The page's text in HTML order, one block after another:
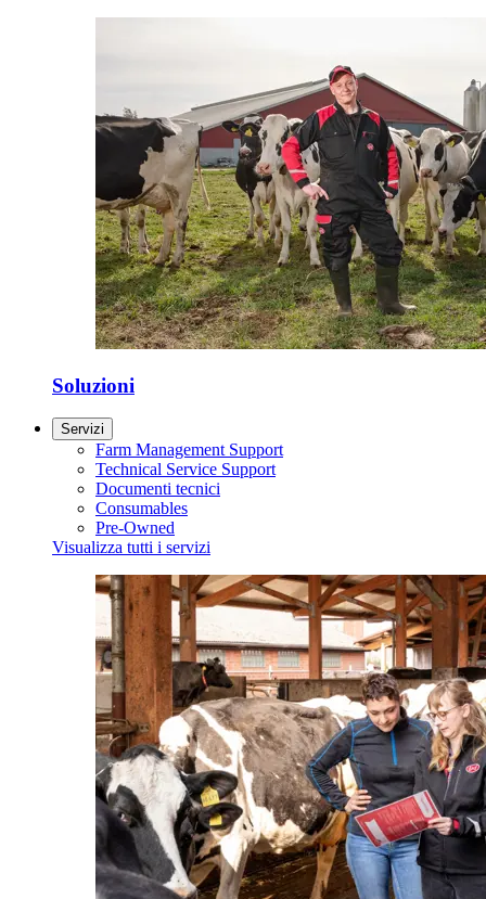
Soluzioni
Servizi
Farm Management Support
Technical Service Support
Documenti tecnici
Consumables
Pre-Owned
Visualizza tutti i servizi